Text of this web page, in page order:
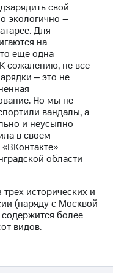
свой
экологично –
Для
на
еще одна
сожалению, не все
‒ это не
Но мы не
вандалы, а
и неусыпно
в своем
области
исторических и
(наряду с Москвой
более
видов.